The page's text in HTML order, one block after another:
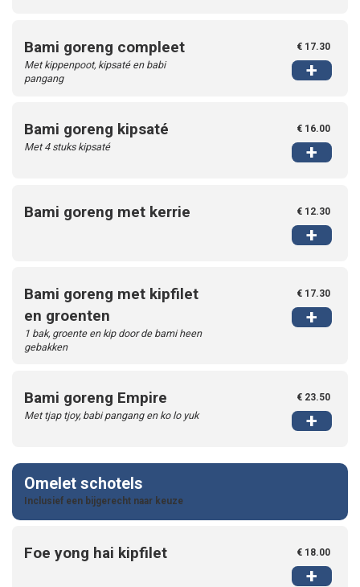
Bami goreng compleet
Met kippenpoot, kipsaté en babi
pangang
€ 17.30
+
Bami goreng kipsaté
Met 4 stuks kipsaté
€ 16.00
+
Bami goreng met kerrie € 12.30
+
Bami goreng met kipfilet
en groenten
1 bak, groente en kip door de bami heen
gebakken
€ 17.30
+
Bami goreng Empire
Met tjap tjoy, babi pangang en ko lo yuk
€ 23.50
+
Omelet schotels
Inclusief een bijgerecht naar keuze
Foe yong hai kipfilet € 18.00
+